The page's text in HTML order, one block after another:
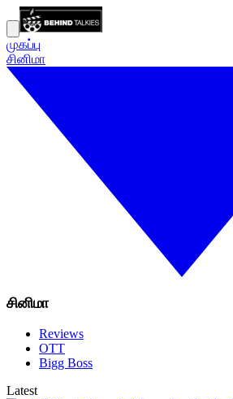
முகப்பு
சினிமா
சினிமா
Reviews
OTT
Bigg Boss
Latest